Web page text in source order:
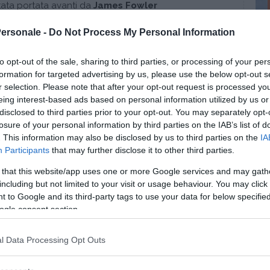
- Do Not Process My Personal Information
opt-out of the sale, sharing to third parties, or processing of your
for targeted advertising by us, please use the below opt-out
selection. Please note that after your opt-out request is processed
interest-based ads based on personal information utilized by us
to third parties prior to your opt-out. You may separately
of your personal information by third parties on the IAB’s list of
This information may also be disclosed by us to third parties on the
Participants that may further disclose it to other third parties.
that this website/app uses one or more Google services and may
but not limited to your visit or usage behaviour. You may
to Google and its third-party tags to use your data for below
consent section.
Data Processing Opt Outs
portata avanti da James Fowler
dall’autorevole rivista dell’Accademia
sul confronto di alcuni geni presenti nel Dna
Dai risultati arrivano alcuni suggerimenti, tra
nella scelta delle amicizie dando forma a
“ rete sociale ”.
James Fowler – abbiamo esaminato un
l'omofilia, cioè la
a essere amici di persone che ci assomigliano”.
Dna una certa mutazione a carico del gene
tendono ad essere amiche con persone